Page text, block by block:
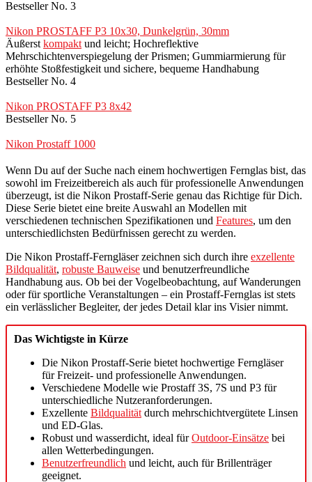
Bestseller No. 3
Nikon PROSTAFF P3 10x30, Dunkelgrün, 30mm
Äußerst kompakt und leicht; Hochreflektive
Mehrschichtenverspiegelung der Prismen; Gummiarmierung für
erhöhte Stoßfestigkeit und sichere, bequeme Handhabung
Bestseller No. 4
Nikon PROSTAFF P3 8x42
Bestseller No. 5
Nikon Prostaff 1000
Wenn Du auf der Suche nach einem hochwertigen Fernglas bist, das
sowohl im Freizeitbereich als auch für professionelle Anwendungen
überzeugt, ist die Nikon Prostaff-Serie genau das Richtige für Dich.
Diese Serie bietet eine breite Auswahl an Modellen mit
verschiedenen technischen Spezifikationen und Features, um den
unterschiedlichsten Bedürfnissen gerecht zu werden.
Die Nikon Prostaff-Ferngläser zeichnen sich durch ihre exzellente
Bildqualität, robuste Bauweise und benutzerfreundliche
Handhabung aus. Ob bei der Vogelbeobachtung, auf Wanderungen
oder für sportliche Veranstaltungen – ein Prostaff-Fernglas ist stets
ein verlässlicher Begleiter, der jedes Detail klar ins Visier nimmt.
Das Wichtigste in Kürze
Die Nikon Prostaff-Serie bietet hochwertige Ferngläser
für Freizeit- und professionelle Anwendungen.
Verschiedene Modelle wie Prostaff 3S, 7S und P3 für
unterschiedliche Nutzeranforderungen.
Exzellente Bildqualität durch mehrschichtvergütete Linsen
und ED-Glas.
Robust und wasserdicht, ideal fürOutdoor-Einsätze bei
allen Wetterbedingungen.
Benutzerfreundlich und leicht, auch für Brillenträger
geeignet.